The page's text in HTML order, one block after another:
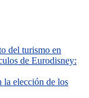
del turismo en
de Eurodisney:
la elección de los